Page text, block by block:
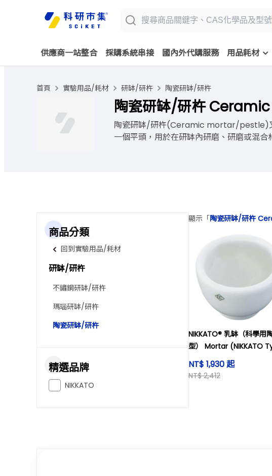
供應商一站整合 採購系統串接 國內外代購服務 用品耗材
首頁 實驗用品/耗材 研缽/研杵 陶瓷研缽/研杵
陶瓷研缽/研杵
陶瓷研缽/研杵(Ceramic mortar/pestle)又
一個平頭，用於在研缽內研磨、研磨或混合
商品分類
回到實驗用品/耗材
研缽/研杵
不鏽鋼研缽/研杵
瑪瑙研缽/研杵
陶瓷研缽/研杵
精選品牌
NIKKATO
顯示「陶瓷研缽/研杵
NIKKATO® 乳缽（科學用
型） Mortar (NIKKATO
φ65mm and others
NT$ 1,930 起
NT$ 2,412